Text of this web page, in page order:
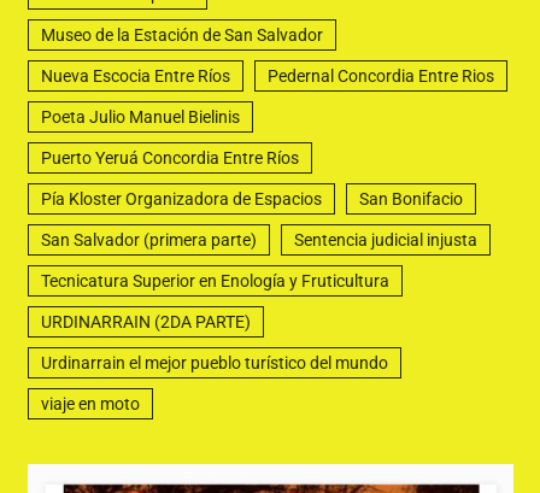
Museo de la Estación de San Salvador
Nueva Escocia Entre Ríos Pedernal Concordia Entre Rios
Poeta Julio Manuel Bielinis
Puerto Yeruá Concordia Entre Ríos
Pía Kloster Organizadora de Espacios San Bonifacio
San Salvador (primera parte) Sentencia judicial injusta
Tecnicatura Superior en Enología y Fruticultura
URDINARRAIN (2DA PARTE)
Urdinarrain el mejor pueblo turístico del mundo
viaje en moto